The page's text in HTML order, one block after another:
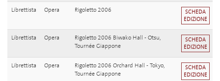
Librettista Opera Rigoletto 2006
SCHEDA
EDIZIONE
Librettista Opera
Rigoletto 2006 Biwako Hall - Otsu,
Tournée Giappone
SCHEDA
EDIZIONE
Librettista Opera
Rigoletto 2006 Orchard Hall - Tokyo,
Tournée Giappone
SCHEDA
EDIZIONE